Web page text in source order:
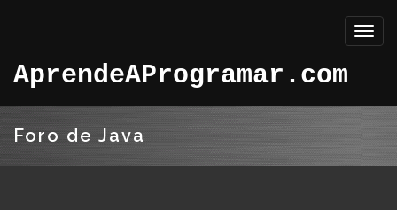
AprendeAProgramar.com
Foro de Java